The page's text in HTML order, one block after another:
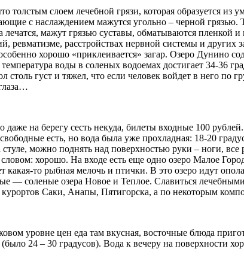
толстым слоем лечебной грязи, которая образуется
с наслаждением мажутся угольно – черной
мажут грязью суставы, обматываются пленкой и
ревматизме, расстройствах нервной системы и других
хорошо «приклеивается» загар. Озеро Дунино
воды в соленых водоемах достигает 34-36
густ и тяжел, что если человек войдет в него по
на берегу сесть некуда, билеты входные 100
есть, но вода была уже прохладная: 18-20
можно поднять над поверхностью руки – ноги,
хорошо. На входе есть еще одно озеро Малое
то рыбная мелочь и птички. В это озеро идут
— соленые озера Новое и Теплое. Славиться
курортов Саки, Анапы, Пятигорска, а по некоторым
уровне цен еда там вкусная, восточные блюда
24 – 30 градусов). Вода к вечеру на поверхности